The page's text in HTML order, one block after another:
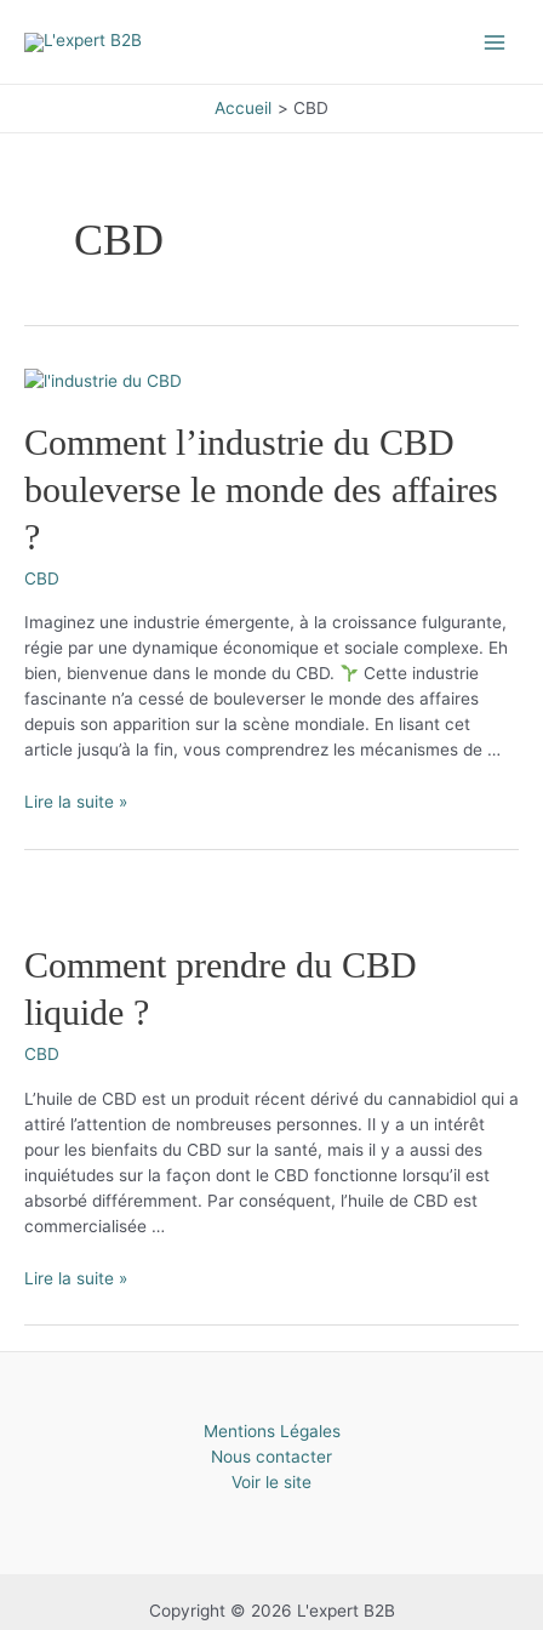
Accueil CBD
CBD
Comment l’industrie du CBD
bouleverse le monde des affaires
?
CBD
Imaginez une industrie émergente, à la croissance fulgurante,
régie par une dynamique économique et sociale complexe. Eh
bien, bienvenue dans le monde du CBD.
Cette industrie
fascinante n’a cessé de bouleverser le monde des affaires
depuis son apparition sur la scène mondiale. En lisant cet
article jusqu’à la fin, vous comprendrez les mécanismes de …
Comment
du
monde
des
affaires
?
Lire la suite »
Comment prendre du CBD
liquide ?
CBD
L’huile de CBD est un produit récent dérivé du cannabidiol qui a
attiré l’attention de nombreuses personnes. Il y a un intérêt
pour les bienfaits du CBD sur la santé, mais il y a aussi des
inquiétudes sur la façon dont le CBD fonctionne lorsqu’il est
absorbé différemment. Par conséquent, l’huile de CBD est
commercialisée …
Comment
du
CBD
Lire la suite »
Mentions Légales
Nous contacter
Voir le site
Copyright © 2026 L'expert B2B